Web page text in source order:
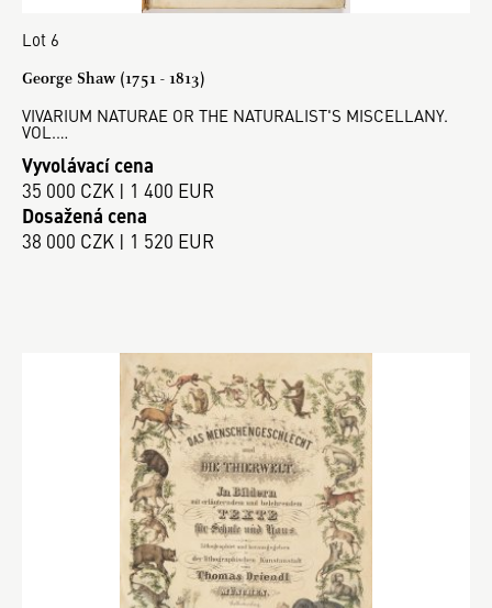
Lot 6
George Shaw (1751 - 1813)
VIVARIUM NATURAE OR THE NATURALIST'S MISCELLANY.
VOL.…
Vyvolávací cena
35 000 CZK | 1 400 EUR
Dosažená cena
38 000 CZK | 1 520 EUR